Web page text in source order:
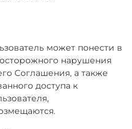
может понести в
нарушения
Соглашения, а также
доступа к